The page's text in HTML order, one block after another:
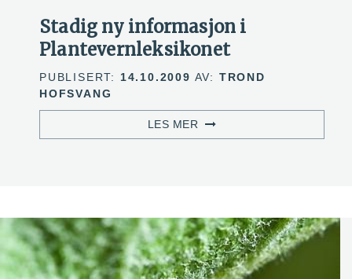
Stadig ny informasjon i
Plantevernleksikonet
PUBLISERT: 14.10.2009 AV: TROND
HOFSVANG
LES MER